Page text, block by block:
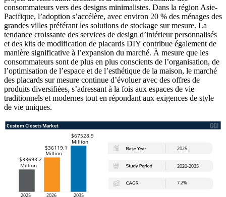
consommateurs vers des designs minimalistes. Dans la région Asie-
Pacifique, l’adoption s’accélère, avec environ 20 % des ménages des
grandes villes préférant les solutions de stockage sur mesure. La
tendance croissante des services de design d’intérieur personnalisés
et des kits de modification de placards DIY contribue également de
manière significative à l’expansion du marché. À mesure que les
consommateurs sont de plus en plus conscients de l’organisation, de
l’optimisation de l’espace et de l’esthétique de la maison, le marché
des placards sur mesure continue d’évoluer avec des offres de
produits diversifiées, s’adressant à la fois aux espaces de vie
traditionnels et modernes tout en répondant aux exigences de style
de vie uniques.